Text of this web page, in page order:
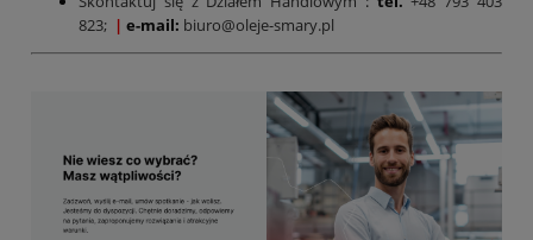
823; | e-mail: biuro@oleje-smary.pl